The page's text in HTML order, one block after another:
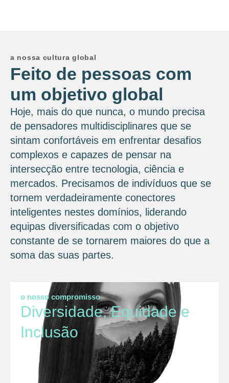
a nossa cultura global
Feito de pessoas com
um objetivo global
Hoje, mais do que nunca, o mundo precisa
de pensadores multidisciplinares que se
sintam confortáveis ​​em enfrentar desafios
complexos e capazes de pensar na
intersecção entre tecnologia, ciência e
mercados. Precisamos de indivíduos que se
tornem verdadeiramente conectores
inteligentes nestes domínios, liderando
equipas diversificadas com o objetivo
constante de se tornarem maiores do que a
soma das suas partes.
o nosso compromisso
Diversidade, Equidade e
Inclusão